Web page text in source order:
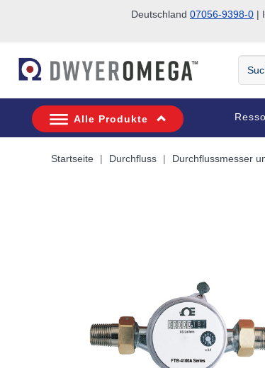
Deutschland 07056-9398-0 |
Suche
Alle Produkte
Startseite Durchfluss Durchflussmesser